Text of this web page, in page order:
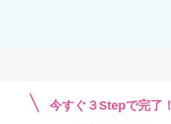
今すぐ３Stepで完了！